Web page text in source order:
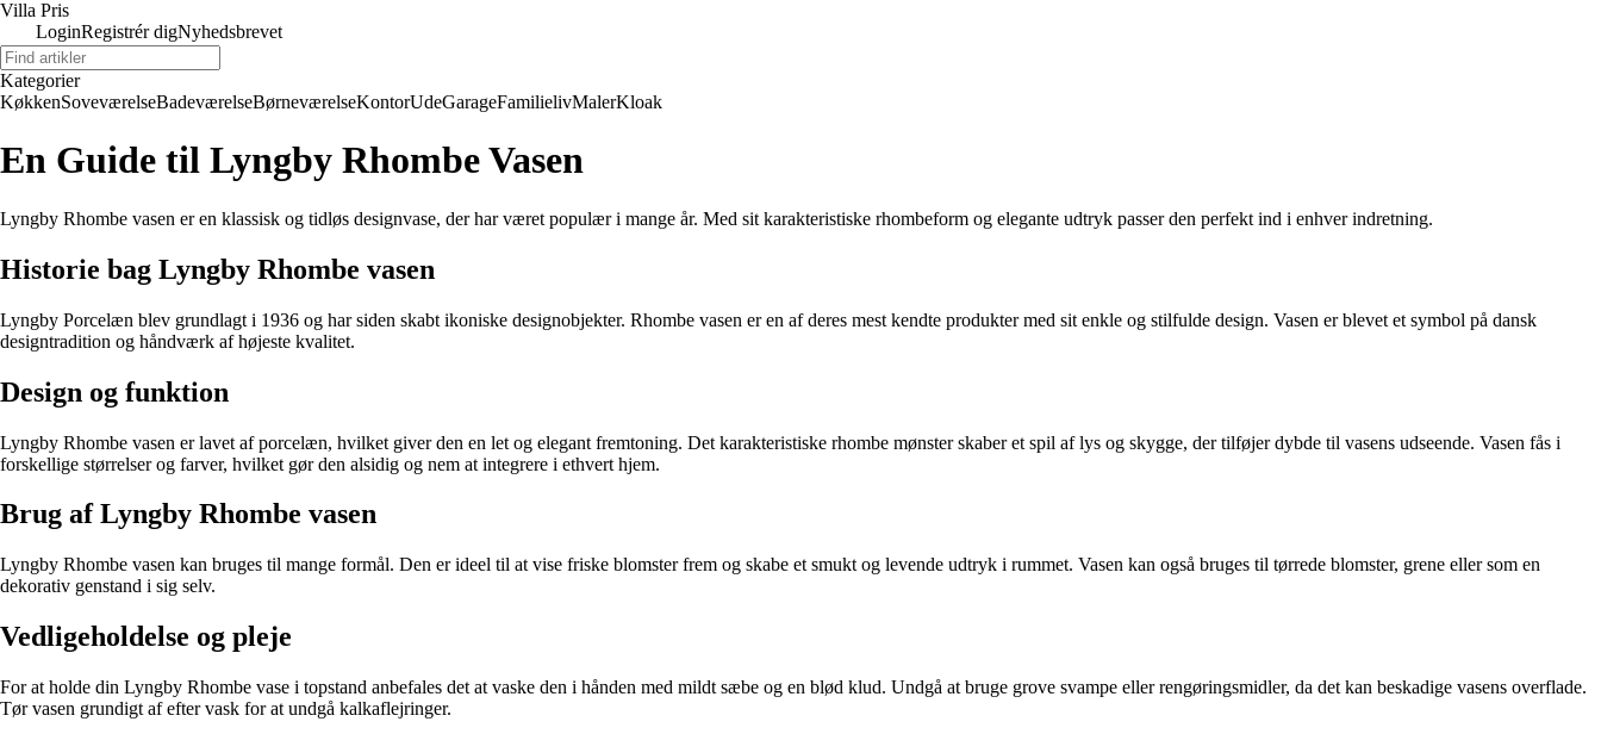
Villa Pris
LoginRegistrér digNyhedsbrevet
Kategorier
KøkkenSoveværelseBadeværelseBørneværelseKontorUdeGarageFamilielivMalerKloak
En Guide til Lyngby Rhombe Vasen
Lyngby Rhombe vasen er en klassisk og tidløs designvase, der har været populær i mange år. Med sit karakteristiske rhombeform og elegante udtryk passer den perfekt ind i enhver indretning.
Historie bag Lyngby Rhombe vasen
Lyngby Porcelæn blev grundlagt i 1936 og har siden skabt ikoniske designobjekter. Rhombe vasen er en af deres mest kendte produkter med sit enkle og stilfulde design. Vasen er blevet et symbol på dansk
designtradition og håndværk af højeste kvalitet.
Design og funktion
Lyngby Rhombe vasen er lavet af porcelæn, hvilket giver den en let og elegant fremtoning. Det karakteristiske rhombe mønster skaber et spil af lys og skygge, der tilføjer dybde til vasens udseende. Vasen fås i
forskellige størrelser og farver, hvilket gør den alsidig og nem at integrere i ethvert hjem.
Brug af Lyngby Rhombe vasen
Lyngby Rhombe vasen kan bruges til mange formål. Den er ideel til at vise friske blomster frem og skabe et smukt og levende udtryk i rummet. Vasen kan også bruges til tørrede blomster, grene eller som en
dekorativ genstand i sig selv.
Vedligeholdelse og pleje
For at holde din Lyngby Rhombe vase i topstand anbefales det at vaske den i hånden med mildt sæbe og en blød klud. Undgå at bruge grove svampe eller rengøringsmidler, da det kan beskadige vasens overflade.
Tør vasen grundigt af efter vask for at undgå kalkaflejringer.